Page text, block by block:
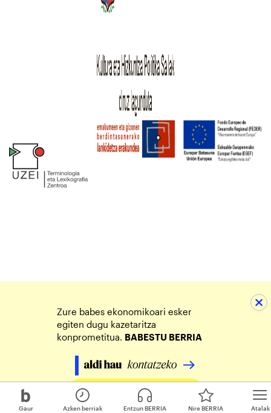
Gaur Atalak
Azken berriak Entzun BERRIA Nire BERRIA
Zure babes ekonomikoari esker
egiten dugu kazetaritza
konprometitua. BABESTU BERRIA
Egin zure ekarpena